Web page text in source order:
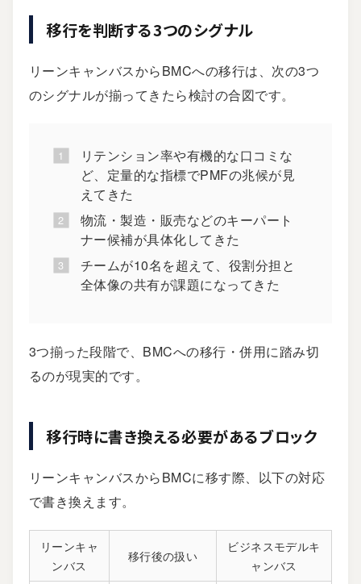
移行を判断する3つのシグナル
リーンキャンバスからBMCへの移行は、次の3つ
のシグナルが揃ってきたら検討の合図です。
リテンション率や有機的な口コミな
ど、定量的な指標でPMFの兆候が見
えてきた
物流・製造・販売などのキーパート
ナー候補が具体化してきた
チームが10名を超えて、役割分担と
全体像の共有が課題になってきた
3つ揃った段階で、BMCへの移行・併用に踏み切
るのが現実的です。
移行時に書き換える必要があるブロック
リーンキャンバスからBMCに移す際、以下の対応
で書き換えます。
リーンキャ
ンバス
移行後の扱い
ビジネスモデルキ
ャンバス